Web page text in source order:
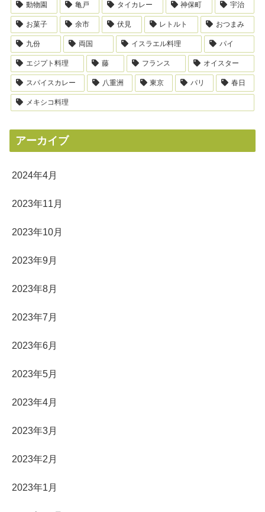
動物園 亀戸 タイカレー 神保町 宇治
お菓子 余市 伏見 レトルト おつまみ
九份 両国 イスラエル料理 パイ
エジプト料理 藤 フランス オイスター
スパイスカレー 八重洲 東京 パリ 春日
メキシコ料理
アーカイブ
2024年4月
2023年11月
2023年10月
2023年9月
2023年8月
2023年7月
2023年6月
2023年5月
2023年4月
2023年3月
2023年2月
2023年1月